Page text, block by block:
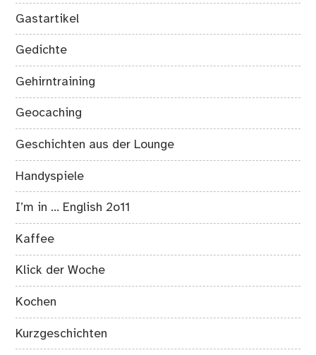
Gastartikel
Gedichte
Gehirntraining
Geocaching
Geschichten aus der Lounge
Handyspiele
I’m in … English 2o11
Kaffee
Klick der Woche
Kochen
Kurzgeschichten